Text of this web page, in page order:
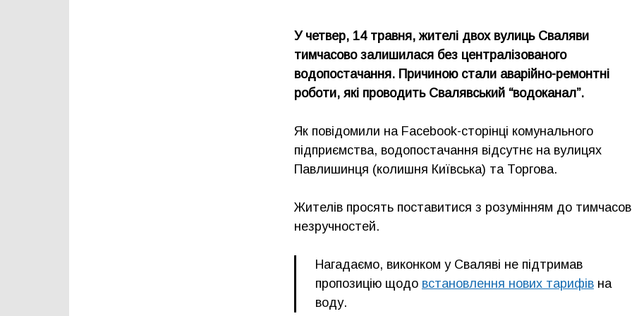
У четвер, 14 травня, жителі двох вулиць Сваляви
тимчасово залишилася без централізованого
водопостачання. Причиною стали аварійно-ремонтні
роботи, які проводить Свалявський “водоканал”.
Як повідомили на Facebook-сторінці комунального
підприємства, водопостачання відсутнє на вулицях
Павлишинця (колишня Київська) та Торгова.
Жителів просять поставитися з розумінням до
незручностей.
Нагадаємо, виконком у Сваляві не підтримав
пропозицію щодо встановлення нових тарифівна
воду.